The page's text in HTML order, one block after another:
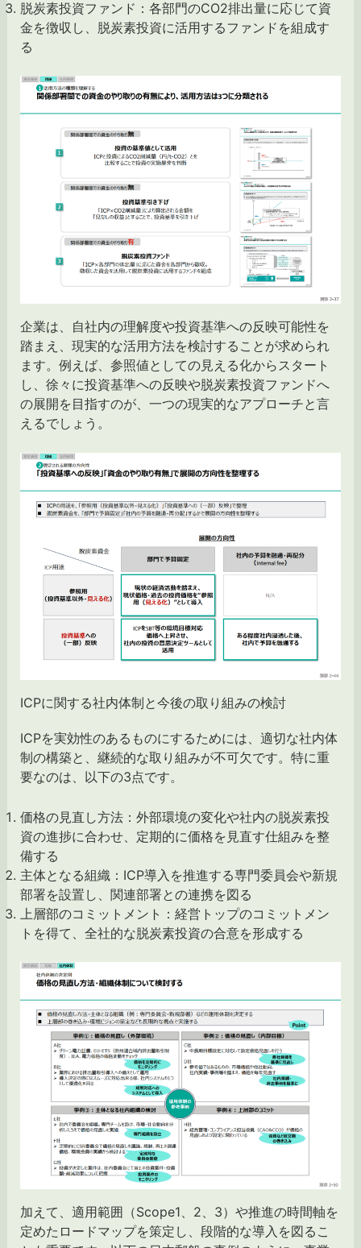
脱炭素投資ファンド：各部門のCO2排出量に応じて資
金を徴収し、脱炭素投資に活用するファンドを組成す
る
企業は、自社内の理解度や投資基準への反映可能性を
踏まえ、現実的な活用方法を検討することが求められ
ます。例えば、参照値としての見える化からスタート
し、徐々に投資基準への反映や脱炭素投資ファンドへ
の展開を目指すのが、一つの現実的なアプローチと言
えるでしょう。
ICPに関する社内体制と今後の取り組みの検討
ICPを実効性のあるものにするためには、適切な社内体
制の構築と、継続的な取り組みが不可欠です。特に重
要なのは、以下の3点です。
価格の見直し方法：外部環境の変化や社内の脱炭素投
資の進捗に合わせ、定期的に価格を見直す仕組みを整
備する
主体となる組織：ICP導入を推進する専門委員会や新規
部署を設置し、関連部署との連携を図る
上層部のコミットメント：経営トップのコミットメン
トを得て、全社的な脱炭素投資の合意を形成する
加えて、適用範囲（Scope1、2、3）や推進の時間軸を
定めたロードマップを策定し、段階的な導入を図るこ